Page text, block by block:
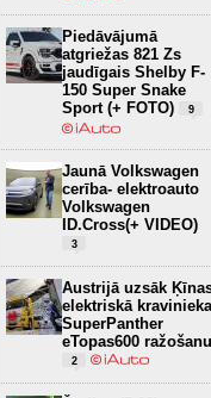
Piedāvājumā
atgriežas 821 Zs
jaudīgais Shelby F-
150 Super Snake
Sport (+ FOTO)
9
Jaunā Volkswagen
cerība- elektroauto
Volkswagen
ID.Cross(+ VIDEO)
3
Austrijā uzsāk
elektriskā kravinieka
SuperPanther
eTopas600 ražošanu
2